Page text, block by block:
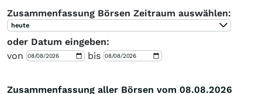
Zusammenfassung Börsen Zeitraum auswählen:
heute
oder Datum eingeben:
von
bis
Zusammenfassung aller Börsen vom 08.08.2026